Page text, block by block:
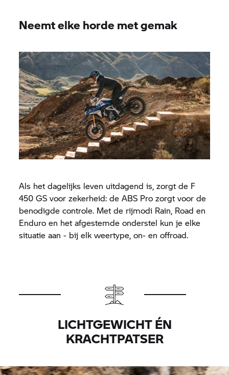
Neemt elke horde met gemak
Als het dagelijks leven uitdagend is, zorgt de F
450 GS voor zekerheid: de ABS Pro zorgt voor de
benodigde controle. Met de rijmodi Rain, Road en
Enduro en het afgestemde onderstel kun je elke
situatie aan - bij elk weertype, on- en offroad.
LICHTGEWICHT ÉN
KRACHTPATSER